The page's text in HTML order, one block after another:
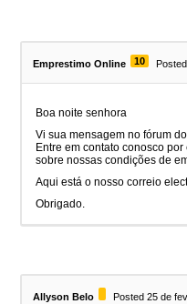
Emprestimo Online 10
Boa noite senhora
Vi sua mensagem no fórum
Entre em contato conosco
sobre nossas condições de
Aqui está o nosso correio
Obrigado.
Allyson Belo Posted 25 de